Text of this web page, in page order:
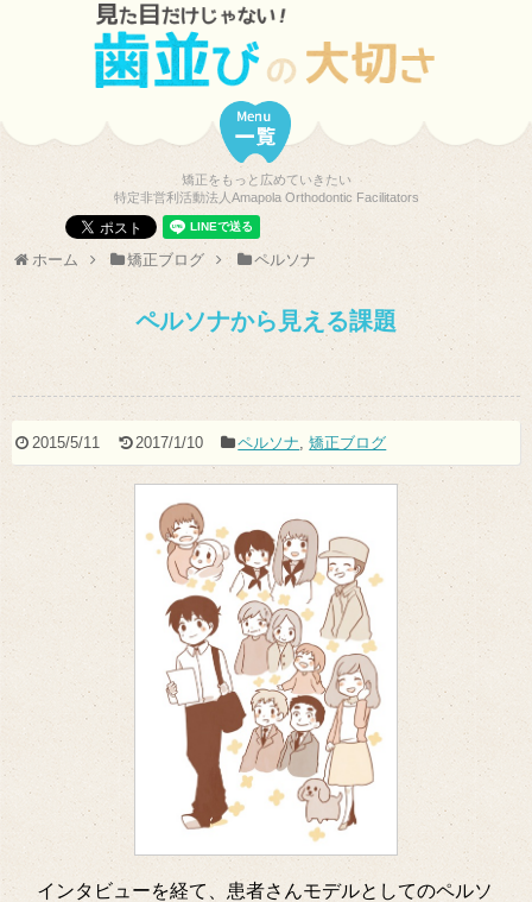
矯正をもっと広めていきたい
特定非営利活動法人Amapola Orthodontic Facilitators
ホーム 矯正ブログ ペルソナ
ペルソナから見える課題
2015/5/11 2017/1/10 ペルソナ,矯正ブログ
インタビューを経て、患者さんモデルとしてのペルソ